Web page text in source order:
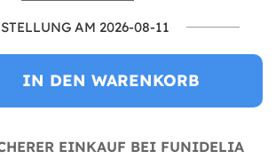
AM 2026-08-11
IN DEN WARENKORB
EINKAUF BEI FUNIDELIA